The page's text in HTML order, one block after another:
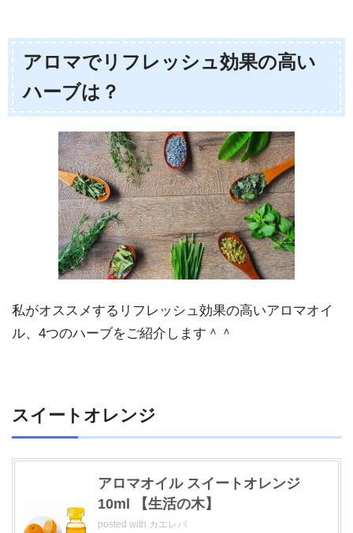
アロマでリフレッシュ効果の高い
ハーブは？
私がオススメするリフレッシュ効果の高いアロマオイ
ル、4つのハーブをご紹介します＾＾
スイートオレンジ
アロマオイル スイートオレンジ
10ml 【生活の木】
posted with カエレバ